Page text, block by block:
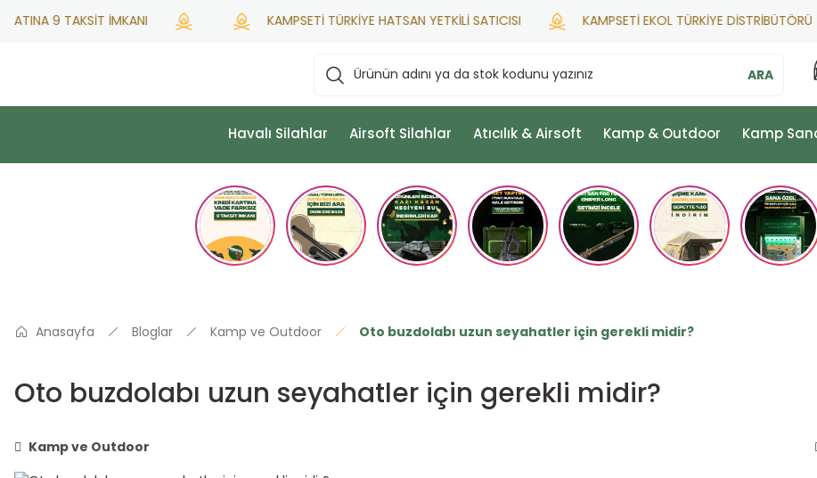
9 TAKSİT İMKANI KAMPSETİ TÜRKİYE HATSAN YETKİLİ SATICISI KAMPSETİ EKOL TÜRKİYE DİSTRİBÜTÖRÜ
ARA
Havalı Silahlar Airsoft Silahlar Atıcılık & Airsoft Kamp & Outdoor Kamp
Anasayfa Bloglar Kamp ve Outdoor Oto buzdolabı uzun seyahatler için gerekli midir?
Oto buzdolabı uzun seyahatler için gerekli midir?
Kamp ve Outdoor